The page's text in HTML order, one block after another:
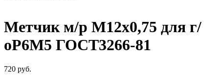
Метчик м/р М12х0,75 для г/
оР6М5 ГОСТ3266-81
720 руб.